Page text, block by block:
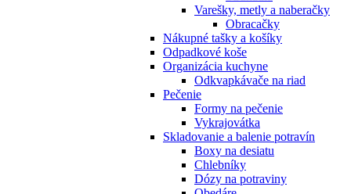
Varešky, metly a naberačky
Obracačky
Nákupné tašky a košíky
Odpadkové koše
Organizácia kuchyne
Odkvapkávače na riad
Pečenie
Formy na pečenie
Vykrajovátka
Skladovanie a balenie potravín
Boxy na desiatu
Chlebníky
Dózy na potraviny